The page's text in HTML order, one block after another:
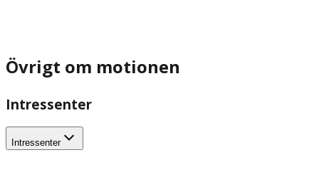
Övrigt om motionen
Intressenter
Intressenter